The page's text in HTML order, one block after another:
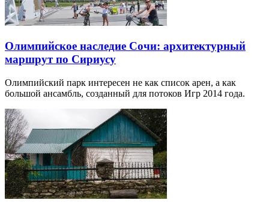
Олимпийское наследие Сочи: архитектурный
маршрут по Сириусу
Олимпийский парк интересен не как список арен, а как
большой ансамбль, созданный для потоков Игр 2014 года.